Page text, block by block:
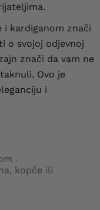
i kardiganom znači
o svojoj odjevnoj
znači da vam ne
Ovo je
i
.
kopče ili